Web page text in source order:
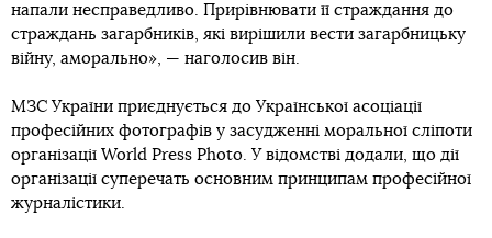
напали несправедливо. Прирівнювати її страждання до
страждань загарбників, які вирішили вести загарбницьку
війну, аморально», — наголосив він.
МЗС України приєднується до Української асоціації
професійних фотографів у засудженні моральної сліпоти
організації World Press Photo. У відомстві додали, що дії
організації суперечать основним принципам професійної
журналістики.